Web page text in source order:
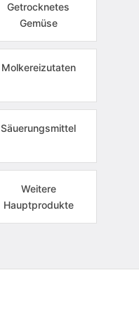
Getrocknetes
Gemüse
Molkereizutaten
Säuerungsmittel
Weitere
Hauptprodukte